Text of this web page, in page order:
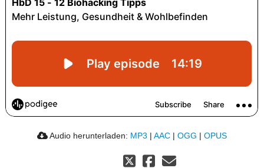
Audio herunterladen: MP3 | AAC | OGG | OPUS